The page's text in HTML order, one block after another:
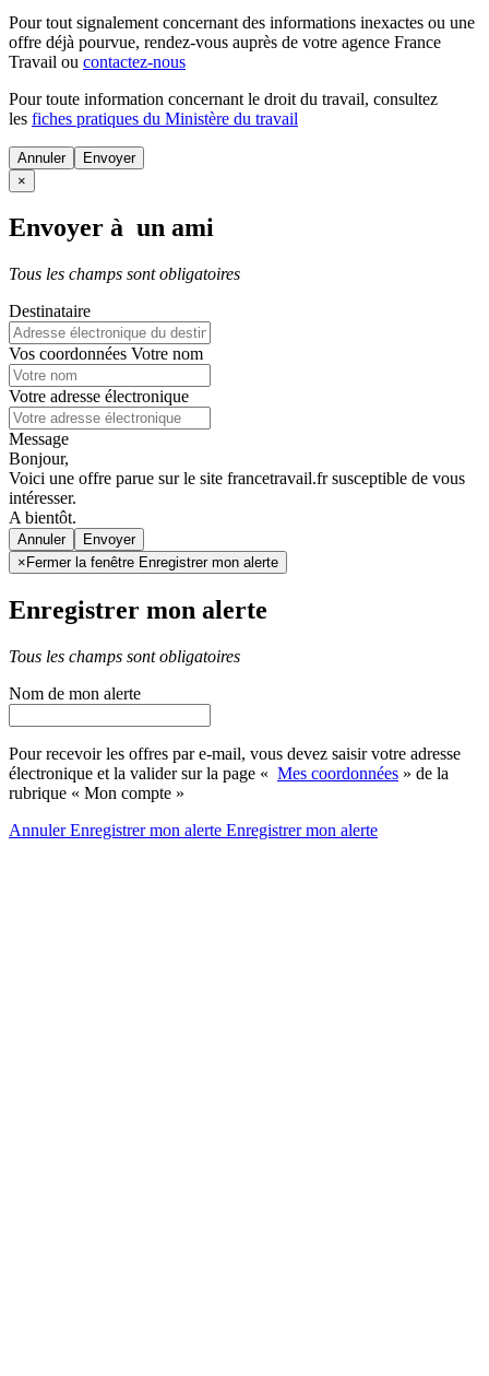
Pour tout signalement concernant des informations inexactes ou une
offre déjà pourvue, rendez-vous auprès de votre agence France
Travail ou contactez-nous
Pour toute information concernant le droit du travail, consultez
les fiches pratiques du Ministère du travail
Annuler
×
Envoyer à un ami
Tous les champs sont obligatoires
Destinataire
Vos coordonnées Votre nom
Votre adresse électronique
Message
Bonjour,
Voici une offre parue sur le site francetravail.fr susceptible de vous
intéresser.
A bientôt.
Annuler
× Fermer la fenêtre Enregistrer mon alerte
Enregistrer mon alerte
Tous les champs sont obligatoires
Nom de mon alerte
Pour recevoir les offres par e-mail, vous devez saisir votre adresse
électronique et la valider sur la page « Mes coordonnées » de la
rubrique « Mon compte »
AnnulerEnregistrer mon alerte Enregistrermon alerte